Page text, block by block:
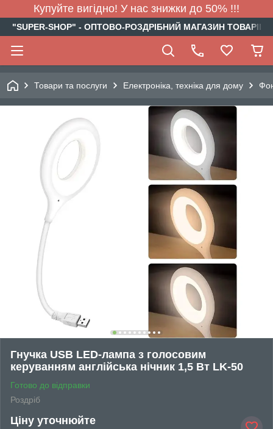
Купуйте вигідно! У нас знижки до 50% !!!
"SUPER-SHOP" - ОПТОВО-РОЗДРІБНИЙ МАГАЗИН
Товари та послуги Електроніка, техніка для дому
Гнучка USB LED-лампа з голосовим
керуванням англійська нічник 1,5 Вт LK-50
Готово до відправки
Роздріб
Ціну уточнюйте